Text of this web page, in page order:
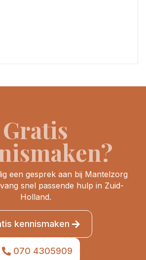
Gratis
een gesprek aan bij Mantelzorg
snel passende hulp in Zuid-
Holland.
kennismaken
070 4305909